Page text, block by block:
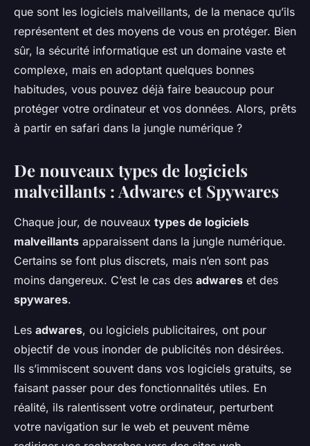
que sont les logiciels malveillants, de la menace qu’ils
représentent et des moyens de vous en protéger. Bien
sûr, la sécurité informatique est un domaine vaste et
complexe, mais en adoptant quelques bonnes
habitudes, vous pouvez déjà faire beaucoup pour
protéger votre ordinateur et vos données. Alors, prêts
à partir en safari dans la jungle numérique ?
De nouveaux types de logiciels
malveillants : Adwares et Spywares
Chaque jour, de nouveaux types de logiciels
malveillants apparaissent dans la jungle numérique.
Certains se font plus discrets, mais n’en sont pas
moins dangereux. C’est le cas des adwares et des
spywares.
Les adwares, ou logiciels publicitaires, ont pour
objectif de vous inonder de publicités non désirées.
Ils s’immiscent souvent dans vos logiciels gratuits, se
faisant passer pour des fonctionnalités utiles. En
réalité, ils ralentissent votre ordinateur, perturbent
votre navigation sur le web et peuvent même